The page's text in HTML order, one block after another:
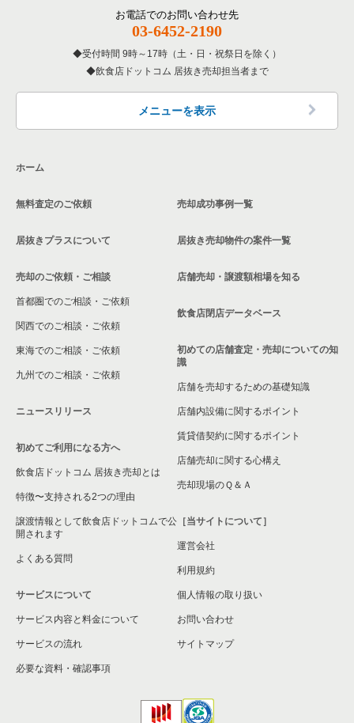
その他の居抜き売却物件の案件一覧
多摩市の飲食店の居抜き売却物件の案件一覧
西東京市の飲食店の居抜き売却物件の案件一覧
日野市の飲食店の居抜き売却物件の案件一覧
東久留米市の飲食店の居抜き売却物件の案件一覧
東京都下の専門料理の居抜き売却物件の案件一覧
東京都下の和食の居抜き売却物件の案件一覧
東京都下の洋食の居抜き売却物件の案件一覧
お電話でのお問い合わせ先
03-6452-2190
受付時間 9時～17時（土・日・祝祭日を除く）
飲食店ドットコム 居抜き売却担当者まで
メニューを表示
ホーム
無料査定のご依頼
居抜きプラスについて
売却のご依頼・ご相談
首都圏でのご相談・ご依頼
関西でのご相談・ご依頼
東海でのご相談・ご依頼
九州でのご相談・ご依頼
ニュースリリース
初めてご利用になる方へ
飲食店ドットコム 居抜き売却とは
特徴〜支持される2つの理由
譲渡情報として飲食店ドットコムで公
開されます
よくある質問
サービスについて
サービス内容と料金について
サービスの流れ
必要な資料・確認事項
売却成功事例一覧
居抜き売却物件の案件一覧
店舗売却・譲渡額相場を知る
飲食店閉店データベース
初めての店舗査定・売却についての知
識
店舗を売却するための基礎知識
店舗内設備に関するポイント
賃貸借契約に関するポイント
店舗売却に関する心構え
売却現場のＱ＆Ａ
［当サイトについて］
運営会社
利用規約
個人情報の取り扱い
お問い合わせ
サイトマップ